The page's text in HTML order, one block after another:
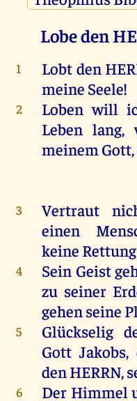
Lobe den
1 Lobt den
meine Seele!
2 Loben will
Leben lang,
meinem Gott,
3 Vertraut
einen
keine Rettung
4 Sein Geist
zu seiner
gehenseine
5 Glückselig
Gott Jakobs,
denHERRN,
6 Der Himmel